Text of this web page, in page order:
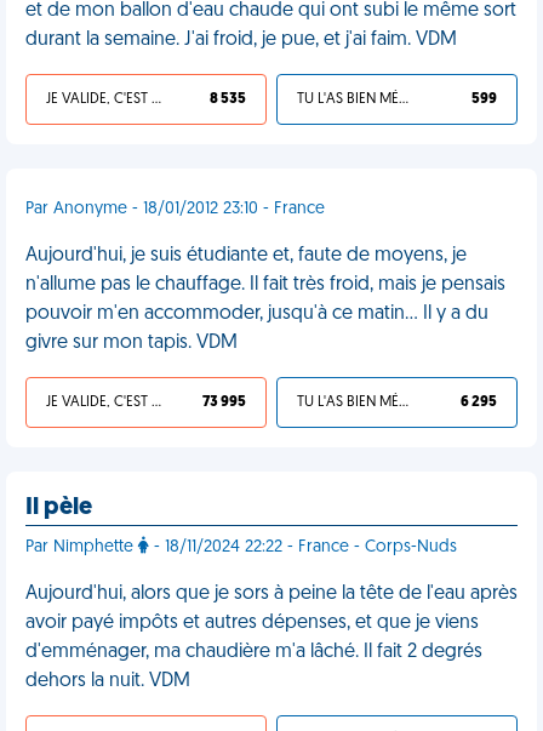
et de mon ballon d'eau chaude qui ont subi le même sort
durant la semaine. J'ai froid, je pue, et j'ai faim. VDM
JE VALIDE, C'EST UNE VDM 8 535 TU L'AS BIEN MÉRITÉ 599
Par Anonyme - 18/01/2012 23:10 - France
Aujourd'hui, je suis étudiante et, faute de moyens, je
n'allume pas le chauffage. Il fait très froid, mais je pensais
pouvoir m'en accommoder, jusqu'à ce matin... Il y a du
givre sur mon tapis. VDM
JE VALIDE, C'EST UNE VDM 73 995 TU L'AS BIEN MÉRITÉ 6 295
Il pèle
Par Nimphette - 18/11/2024 22:22 - France - Corps-Nuds
Aujourd'hui, alors que je sors à peine la tête de l'eau après
avoir payé impôts et autres dépenses, et que je viens
d'emménager, ma chaudière m'a lâché. Il fait 2 degrés
dehors la nuit. VDM